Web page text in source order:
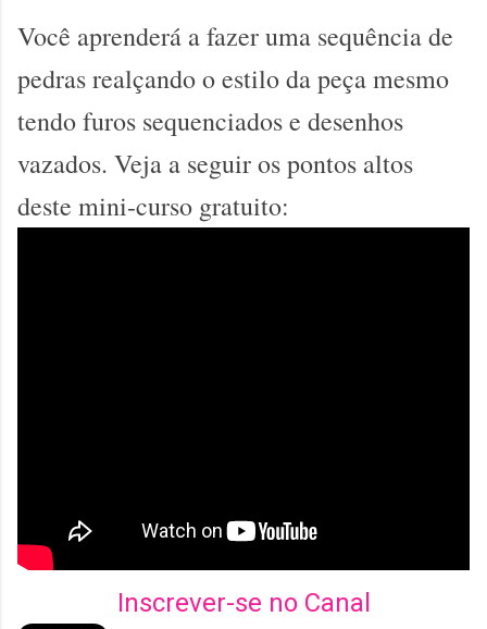
Você aprenderá a fazer uma sequência de
pedras realçando o estilo da peça mesmo
tendo furos sequenciados e desenhos
vazados. Veja a seguir os pontos altos
deste mini-curso gratuito:
Inscrever-se no Canal